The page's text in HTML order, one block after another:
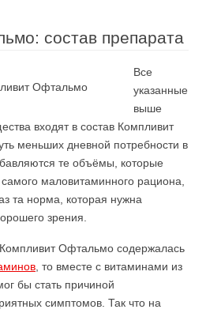
состав препарата
Все
указанные
выше
входят в состав Компливит
меньших дневной потребности в
те объёмы, которые
маловитаминного рациона,
та норма, которая нужна
зрения.
Офтальмо содержалась
, то вместе с витаминами из
бы стать причиной
симптомов. Так что на